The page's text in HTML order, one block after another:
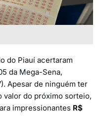
do Piauí acertaram
da Mega-Sena,
Apesar de ninguém ter
valor do próximo sorteio,
impressionantes R$